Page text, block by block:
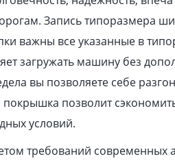
Запись типоразмера
важны все указанные в
загружать машину без
вы позволяете себе
позволит
условий.
требований современных